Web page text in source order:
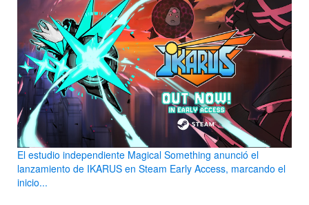
El estudio independiente Magical Something anunció el
lanzamiento de IKARUS en Steam Early Access, marcando el
inicio...